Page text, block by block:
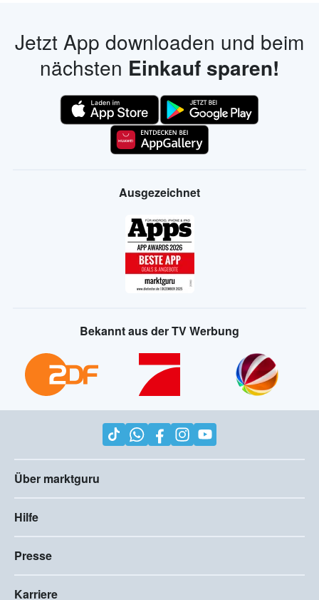
Jetzt App downloaden und beim
nächsten Einkauf sparen!
Ausgezeichnet
Bekannt aus der TV Werbung
Über marktguru
Hilfe
Presse
Karriere